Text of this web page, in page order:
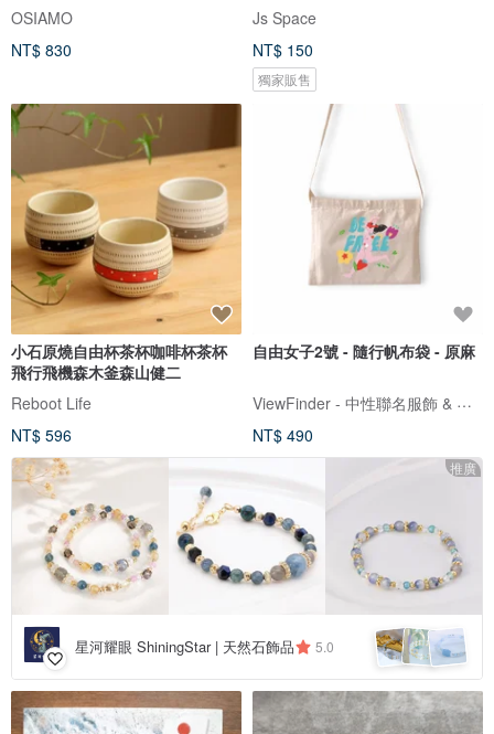
OSIAMO
NT$ 830
Js Space
NT$ 150
獨家販售
小石原燒自由杯茶杯咖啡杯茶杯
飛行飛機森木釜森山健二
Reboot Life
NT$ 596
自由女子2號 - 隨行帆布袋 - 原麻
ViewFinder - 中性聯名服飾 & 圖像授權周邊
NT$ 490
推廣
星河耀眼 ShiningStar | 天然石飾品 5.0